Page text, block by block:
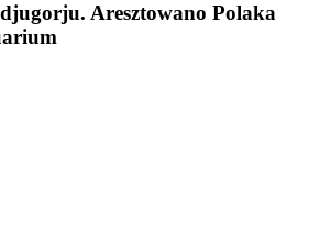
Aresztowano Polaka